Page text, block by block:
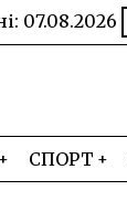
07.08.2026
СПОРТ